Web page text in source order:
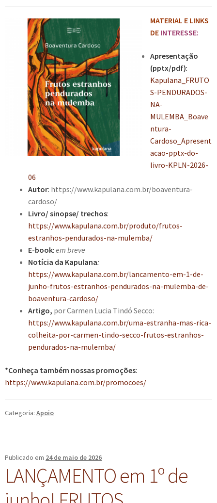
MATERIAL E LINKS
DE INTERESSE:
Apresentação
(pptx/pdf):
Kapulana_FRUTO
S-PENDURADOS-
NA-
MULEMBA_Boave
ntura-
Cardoso_Apresent
acao-pptx-do-
livro-KPLN-2026-
06
Autor: https://www.kapulana.com.br/boaventura-
cardoso/
Livro/ sinopse/ trechos:
https://www.kapulana.com.br/produto/frutos-
estranhos-pendurados-na-mulemba/
E-book: em breve
Notícia da Kapulana:
https://www.kapulana.com.br/lancamento-em-1-de-
junho-frutos-estranhos-pendurados-na-mulemba-de-
boaventura-cardoso/
Artigo, por Carmen Lucia Tindó Secco:
https://www.kapulana.com.br/uma-estranha-mas-rica-
colheita-por-carmen-tindo-secco-frutos-estranhos-
pendurados-na-mulemba/
*Conheça também nossas promoções:
https://www.kapulana.com.br/promocoes/
Categoria: Apoio
Publicado em 24 de maio de 2026
LANÇAMENTO em 1º de